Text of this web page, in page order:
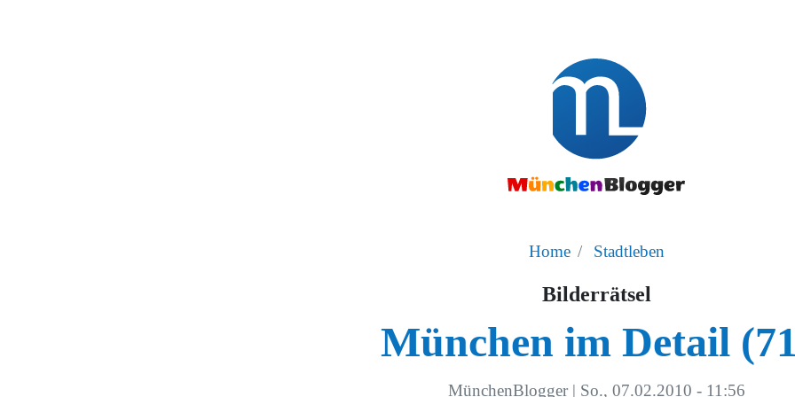
Home Stadtleben
Bilderrätsel
München im Detail
MünchenBlogger | So., 07.02.2010 - 11:56